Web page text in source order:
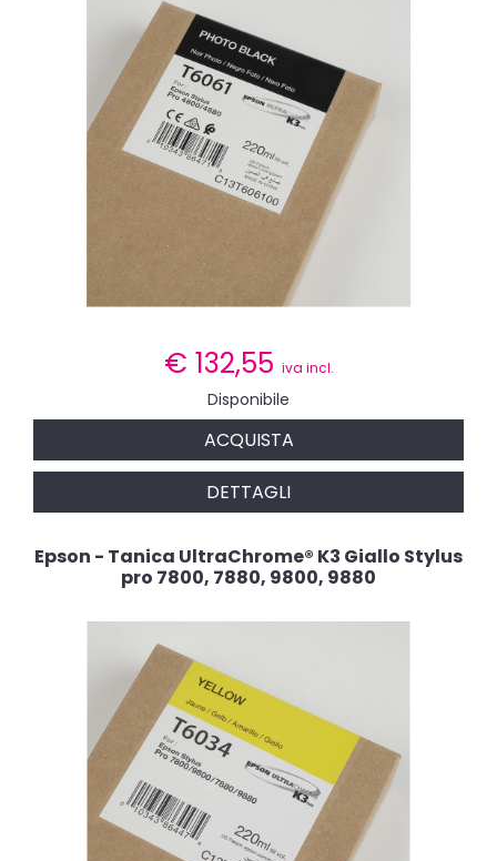
€ 132,55 iva incl.
Disponibile
ACQUISTA
DETTAGLI
Epson - Tanica UltraChrome® K3 Giallo Stylus
pro 7800, 7880, 9800, 9880